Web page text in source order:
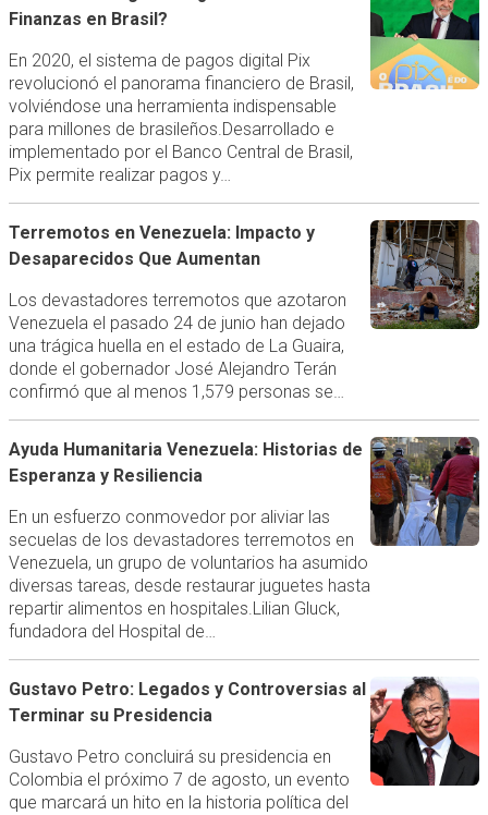
Finanzas en Brasil?
En 2020, el sistema de pagos digital Pix
revolucionó el panorama financiero de Brasil,
volviéndose una herramienta indispensable
para millones de brasileños.Desarrollado e
implementado por el Banco Central de Brasil,
Pix permite realizar pagos y…
Terremotos en Venezuela: Impacto y
Desaparecidos Que Aumentan
Los devastadores terremotos que azotaron
Venezuela el pasado 24 de junio han dejado
una trágica huella en el estado de La Guaira,
donde el gobernador José Alejandro Terán
confirmó que al menos 1,579 personas se…
Ayuda Humanitaria Venezuela: Historias de
Esperanza y Resiliencia
En un esfuerzo conmovedor por aliviar las
secuelas de los devastadores terremotos en
Venezuela, un grupo de voluntarios ha asumido
diversas tareas, desde restaurar juguetes hasta
repartir alimentos en hospitales.Lilian Gluck,
fundadora del Hospital de…
Gustavo Petro: Legados y Controversias al
Terminar su Presidencia
Gustavo Petro concluirá su presidencia en
Colombia el próximo 7 de agosto, un evento
que marcará un hito en la historia política del